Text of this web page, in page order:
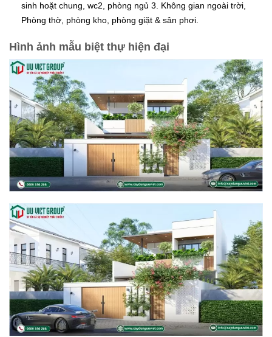
sinh hoặt chung, wc2, phòng ngủ 3. Không gian ngoài trời,
Phòng thờ, phòng kho, phòng giặt & sân phơi.
Hình ảnh mẫu biệt thự hiện đại